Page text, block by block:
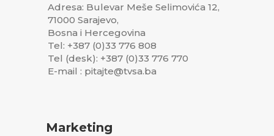
Adresa: Bulevar Meše Selimovića 12,
71000 Sarajevo,
Bosna i Hercegovina
Tel: +387 (0)33 776 808
Tel (desk): +387 (0)33 776 770
E-mail : pitajte@tvsa.ba
Marketing